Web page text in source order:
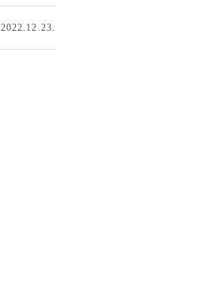
2022.12.23.